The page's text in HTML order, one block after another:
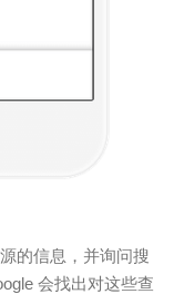
的信息，并询问搜
会找出对这些查